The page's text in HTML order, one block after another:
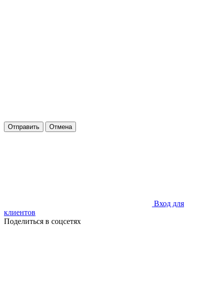
Отправить Отмена
Вход для
клиентов
Поделиться в соцсетях